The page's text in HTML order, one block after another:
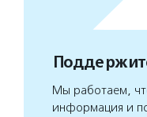
Мы работаем,
информация и